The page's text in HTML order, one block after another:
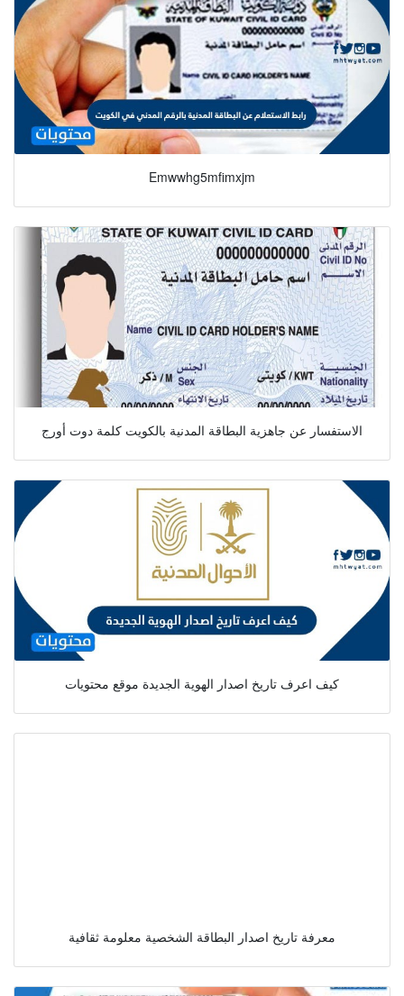
Emwwhg5mfimxjm
الاستفسار عن جاهزية البطاقة المدنية بالكويت كلمة دوت أورج
كيف اعرف تاريخ اصدار الهوية الجديدة موقع محتويات
معرفة تاريخ اصدار البطاقة الشخصية معلومة ثقافية